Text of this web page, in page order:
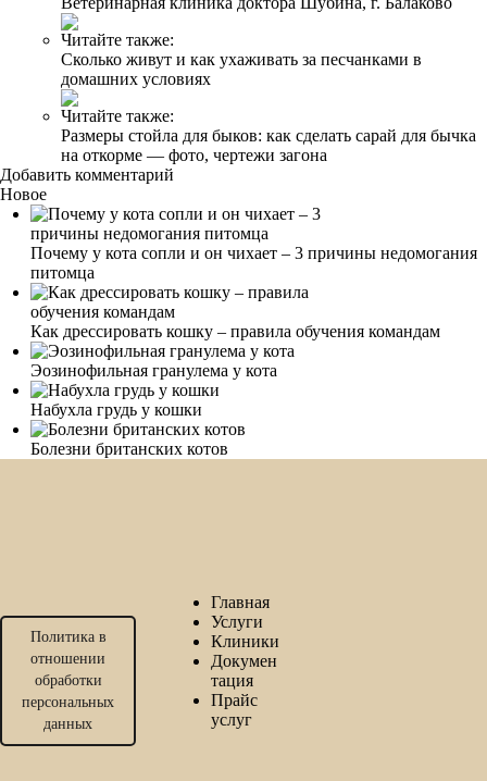
Читайте также:
Сколько живут и как ухаживать за песчанками в
домашних условиях
Читайте также:
Размеры стойла для быков: как сделать сарай для бычка
на откорме — фото, чертежи загона
Добавить комментарий
Новое
Почему у кота сопли и он чихает – 3 причины недомогания
питомца
Как дрессировать кошку – правила обучения командам
Эозинофильная гранулема у кота
Набухла грудь у кошки
Болезни британских котов
Политика в
отношении
обработки
персональных
данных
Главная
Услуги
Клиники
Докумен
тация
Прайс
услуг